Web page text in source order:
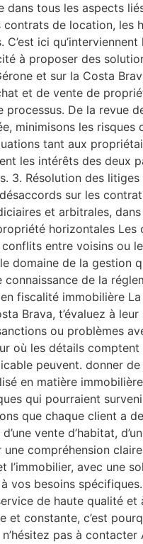
dans tous les aspects
de location, les
ici qu’interviennent
à proposer des
et sur la Costa
et de vente de
De la revue
minimisons les risques
tant aux
les intérêts des deux
3. Résolution des
sur les
et arbitrales,
horizontales Les
entre voisins ou
domaine de la gestion
de la
fiscalité immobilière
Brava, t’évaluez à
ou problèmes
où les détails
peuvent. donner
en matière
qui pourraient
que chaque client a
vente d’habitat,
compréhension
avec une
vos besoins
de haute qualité et
constante, c’est
pas à